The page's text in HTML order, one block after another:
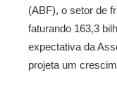
(ABF), o setor de
faturando 163,3
expectativa da
projeta um